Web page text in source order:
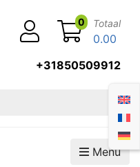
+31850509912
0 Totaal
0.00
Menu